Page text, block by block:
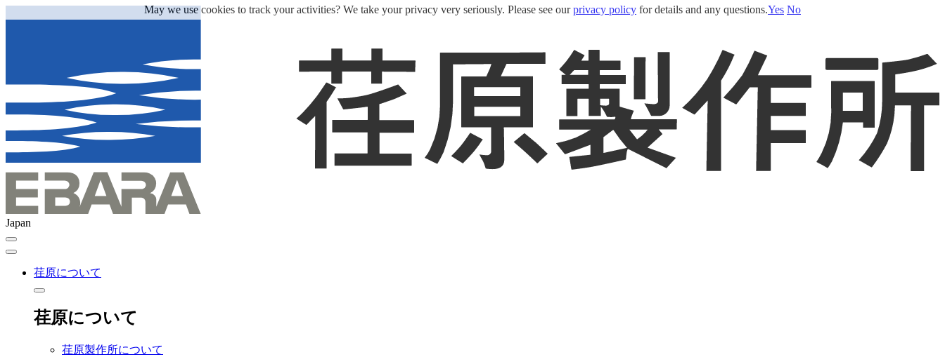
Japan
荏原について
荏原について
荏原製作所について
May we use cookies to track your activities? We take your privacy very seriously. Please see ourprivacy policy for details and any questions.Yes No